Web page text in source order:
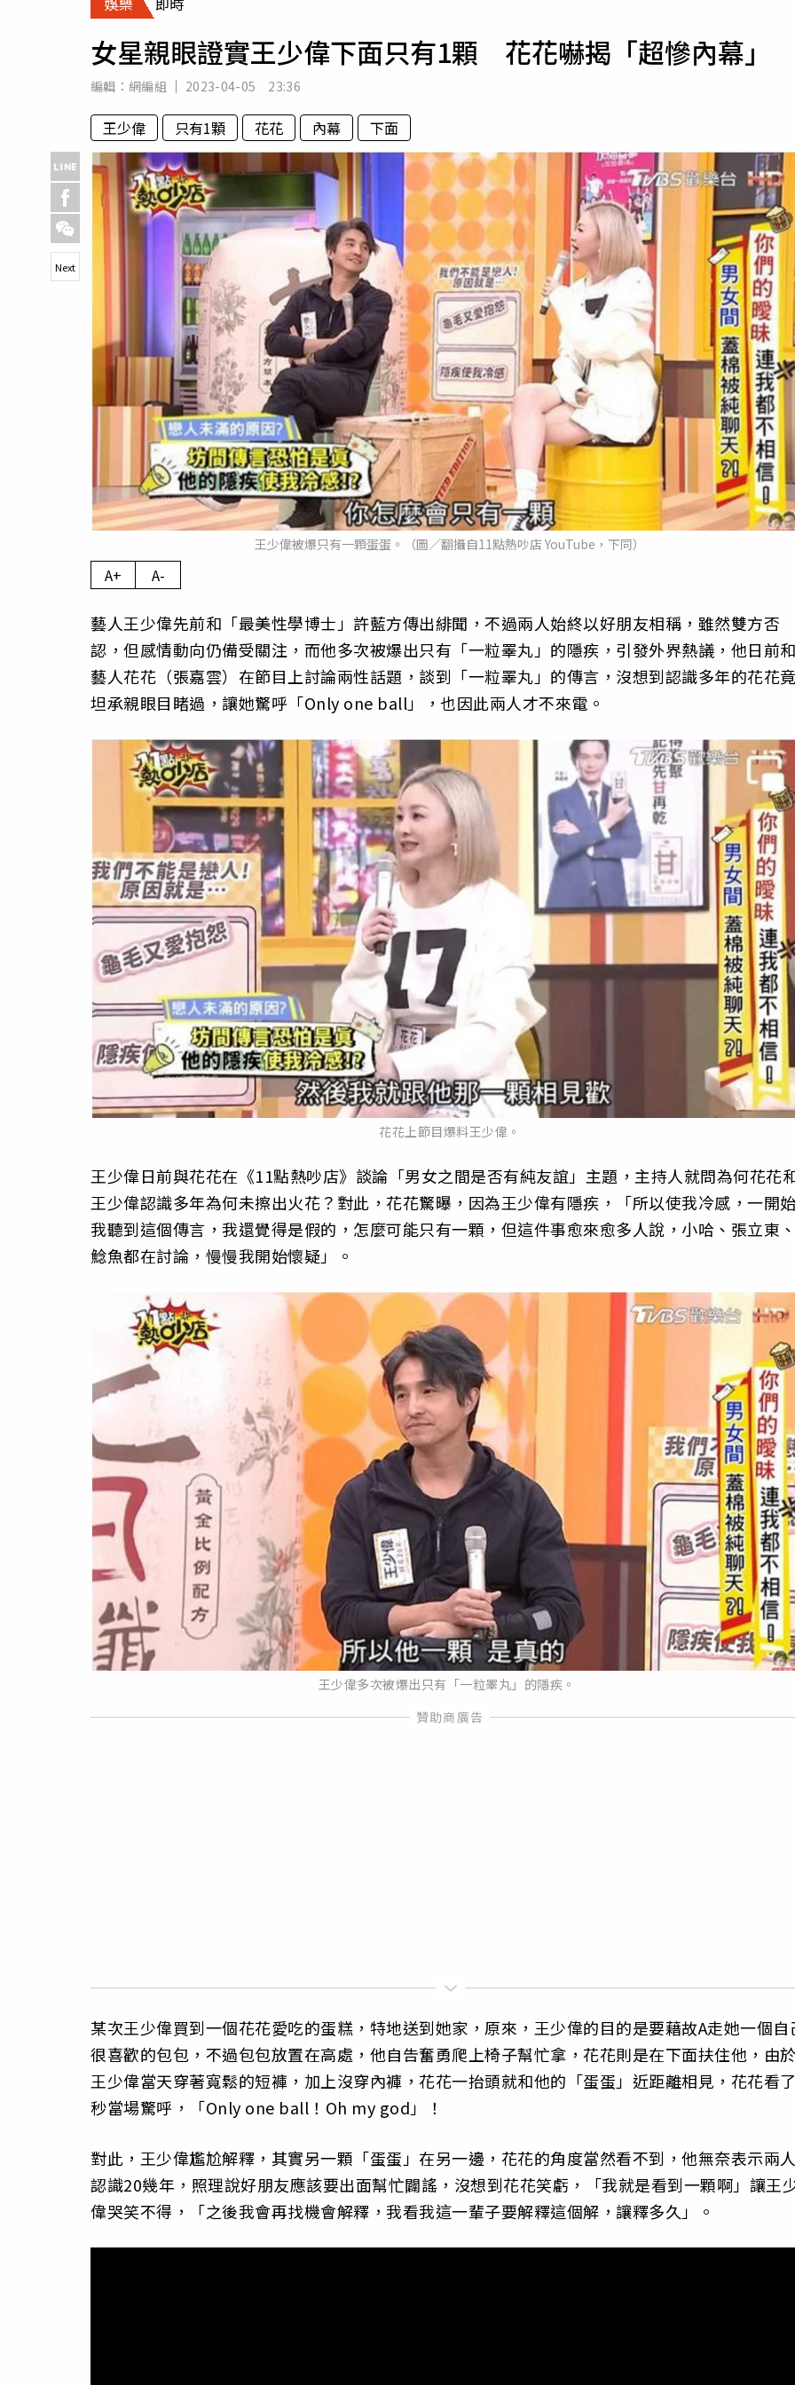
專欄
房產新勢力
運勢
女星親眼證實王少偉下面只有1顆 花花嚇揭「超慘內幕」
編輯： 網編組 2023-04-05 23:36
王少偉 只有1顆 花花 內幕 下面
王少偉被爆只有一顆蛋蛋。（圖／翻攝自11點熱吵店 YouTube，下同）
Next
A+ A-
藝人王少偉先前和「最美性學博士」許藍方傳出緋聞，不過兩人始終以好朋友相稱，雖然雙方否
認，但感情動向仍備受關注，而他多次被爆出只有「一粒睪丸」的隱疾，引發外界熱議，他日前
藝人花花（張嘉雲）在節目上討論兩性話題，談到「一粒睪丸」的傳言，沒想到認識多年的花花
坦承親眼目睹過，讓她驚呼「Only one ball」，也因此兩人才不來電。
花花上節目爆料王少偉。
王少偉日前與花花在《11點熱吵店》談論「男女之間是否有純友誼」主題，主持人就問為何花花
王少偉認識多年為何未擦出火花？對此，花花驚曝，因為王少偉有隱疾，「所以使我冷感，一開
我聽到這個傳言，我還覺得是假的，怎麼可能只有一顆，但這件事愈來愈多人說，小哈、張立東
鯰魚都在討論，慢慢我開始懷疑」。
王少偉多次被爆出只有「一粒睪丸」的隱疾。
某次王少偉買到一個花花愛吃的蛋糕，特地送到她家，原來，王少偉的目的是要藉故A走她一個自
很喜歡的包包，不過包包放置在高處，他自告奮勇爬上椅子幫忙拿，花花則是在下面扶住他，由
王少偉當天穿著寬鬆的短褲，加上沒穿內褲，花花一抬頭就和他的「蛋蛋」近距離相見，花花看
秒當場驚呼，「Only one ball！Oh my god」！
對此，王少偉尷尬解釋，其實另一顆「蛋蛋」在另一邊，花花的角度當然看不到，他無奈表示兩
認識20幾年，照理說好朋友應該要出面幫忙闢謠，沒想到花花笑虧，「我就是看到一顆啊」讓王
偉哭笑不得，「之後我會再找機會解釋，我看我這一輩子要解釋這個解，讓釋多久」。